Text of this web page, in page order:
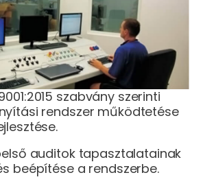
9001:2015 szabvány szerinti
rendszer működtetése
auditok tapasztalatainak
beépítése a rendszerbe.